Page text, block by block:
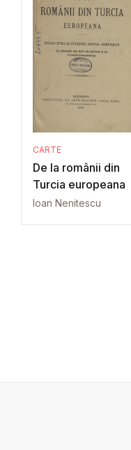
CARTE
De la românii din
Turcia europeana
Ioan Nenitescu